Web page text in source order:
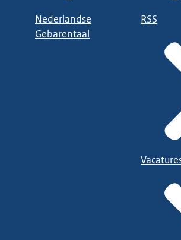
Nederlandse
Gebarentaal
RSS